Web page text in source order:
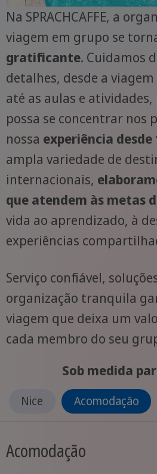
Na SPRACHCAFFE, a
viagem em grupo se
gratificante. Cuidamos
detalhes, desde a
até as aulas e atividades,
possa se concentrar nos
nossa experiência desde
ampla variedade de
internacionais,
que atendem às metas
vida ao aprendizado, à
experiências
Serviço confiável,
organização tranquila
viagem que deixa um
cada membro do seu
Sob medida
Nice Acomodação
Acomodação